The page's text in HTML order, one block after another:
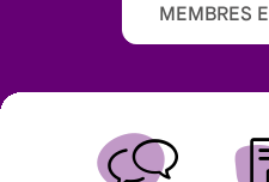
MEMBRES